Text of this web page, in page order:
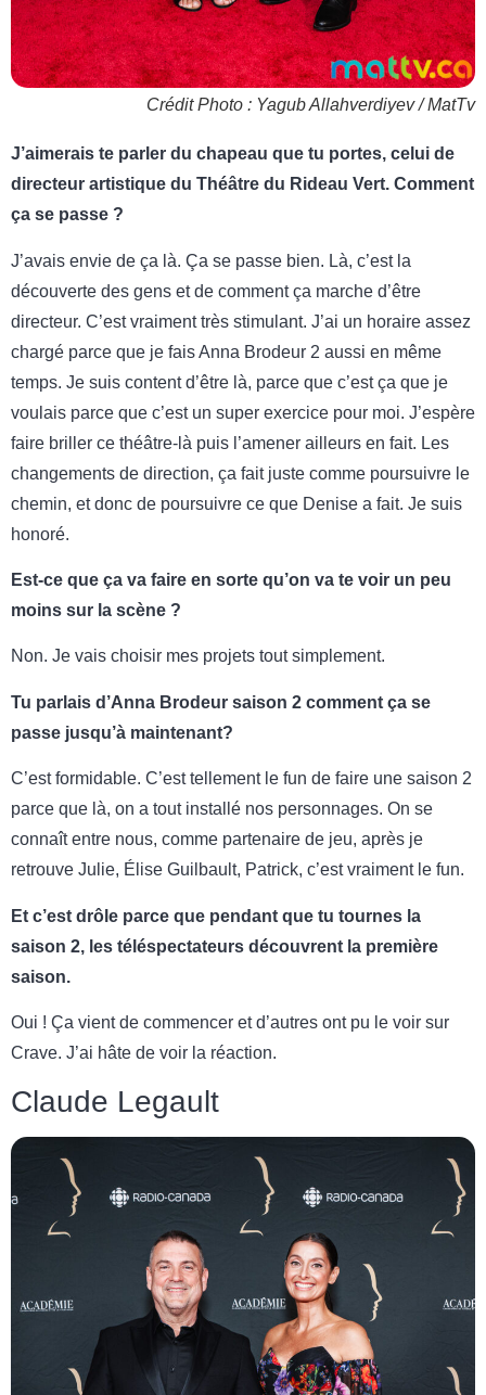
Crédit Photo : Yagub Allahverdiyev / MatTv
J’aimerais te parler du chapeau que tu portes, celui de
directeur artistique du Théâtre du Rideau Vert. Comment
ça se passe ?
J’avais envie de ça là. Ça se passe bien. Là, c’est la
découverte des gens et de comment ça marche d’être
directeur. C’est vraiment très stimulant. J’ai un horaire assez
chargé parce que je fais Anna Brodeur 2 aussi en même
temps. Je suis content d’être là, parce que c’est ça que je
voulais parce que c’est un super exercice pour moi. J’espère
faire briller ce théâtre-là puis l’amener ailleurs en fait. Les
changements de direction, ça fait juste comme poursuivre le
chemin, et donc de poursuivre ce que Denise a fait. Je suis
honoré.
Est-ce que ça va faire en sorte qu’on va te voir un peu
moins sur la scène ?
Non. Je vais choisir mes projets tout simplement.
Tu parlais d’Anna Brodeur saison 2 comment ça se
passe jusqu’à maintenant?
C’est formidable. C’est tellement le fun de faire une saison 2
parce que là, on a tout installé nos personnages. On se
connaît entre nous, comme partenaire de jeu, après je
retrouve Julie, Élise Guilbault, Patrick, c’est vraiment le fun.
Et c’est drôle parce que pendant que tu tournes la
saison 2, les téléspectateurs découvrent la première
saison.
Oui ! Ça vient de commencer et d’autres ont pu le voir sur
Crave. J’ai hâte de voir la réaction.
Claude Legault